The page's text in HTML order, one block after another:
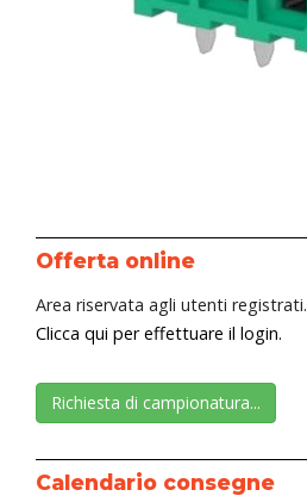
Offerta online
Area riservata agli utenti registrati.
Clicca qui per effettuare il login.
Richiesta di campionatura...
Calendario consegne